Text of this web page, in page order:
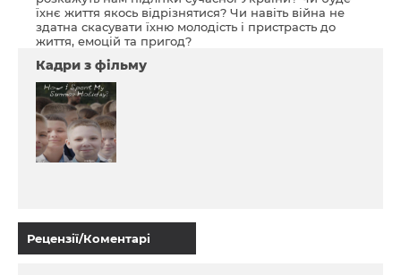
їхнє життя якось відрізнятися? Чи навіть війна не
здатна скасувати їхню молодість і пристрасть до
життя, емоцій та пригод?
Кадри з фільму
Рецензії/Коментарі